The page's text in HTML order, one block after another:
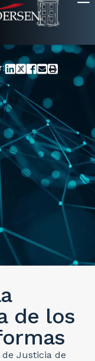
de los
Justicia de